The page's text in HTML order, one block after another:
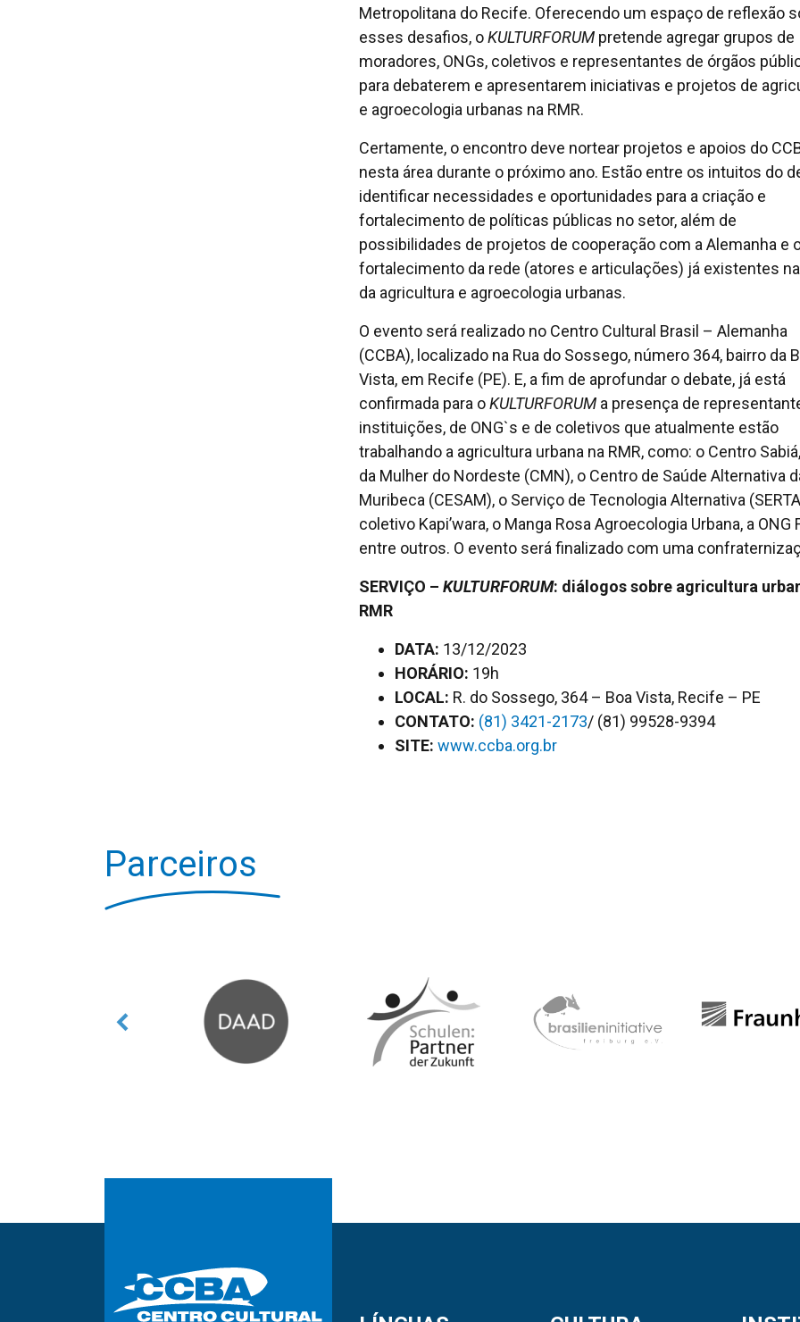
Metropolitana do Recife. Oferecendo um espaço de reflexão
esses desafios, oKULTURFORUM pretende agregar grupos de
moradores, ONGs, coletivos e representantes de órgãos
para debaterem e apresentarem iniciativas e projetos de
e agroecologia urbanas na RMR.
Certamente, o encontro deve nortear projetos e apoios do
nesta área durante o próximo ano. Estão entre os intuitos do
identificar necessidades e oportunidades para a criação e
fortalecimento de políticas públicas no setor, além de
possibilidades de projetos de cooperação com a Alemanha e
fortalecimento da rede (atores e articulações) já existentes
da agricultura e agroecologia urbanas.
O evento será realizado no Centro Cultural Brasil – Alemanha
(CCBA), localizado na Rua do Sossego, número 364, bairro da
Vista, em Recife (PE). E, a fim de aprofundar o debate, já está
confirmada para oKULTURFORUM a presença de
instituições, de ONG`s e de coletivos que atualmente estão
trabalhando a agricultura urbana na RMR, como: o Centro
da Mulher do Nordeste (CMN), o Centro de Saúde Alternativa
Muribeca (CESAM), o Serviço de Tecnologia Alternativa
coletivo Kapi’wara, o Manga Rosa Agroecologia Urbana, a ONG
entre outros. O evento será finalizado com uma
SERVIÇO – KULTURFORUM: diálogos sobre agricultura
RMR
DATA: 13/12/2023
HORÁRIO: 19h
LOCAL: R. do Sossego, 364 – Boa Vista, Recife – PE
CONTATO: (81) 3421-2173/ (81) 99528-9394
SITE: www.ccba.org.br
Parceiros